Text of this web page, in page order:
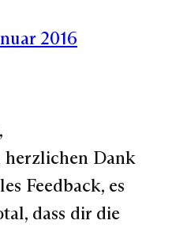
2016
herzlichen Dank
Feedback, es
dass dir die